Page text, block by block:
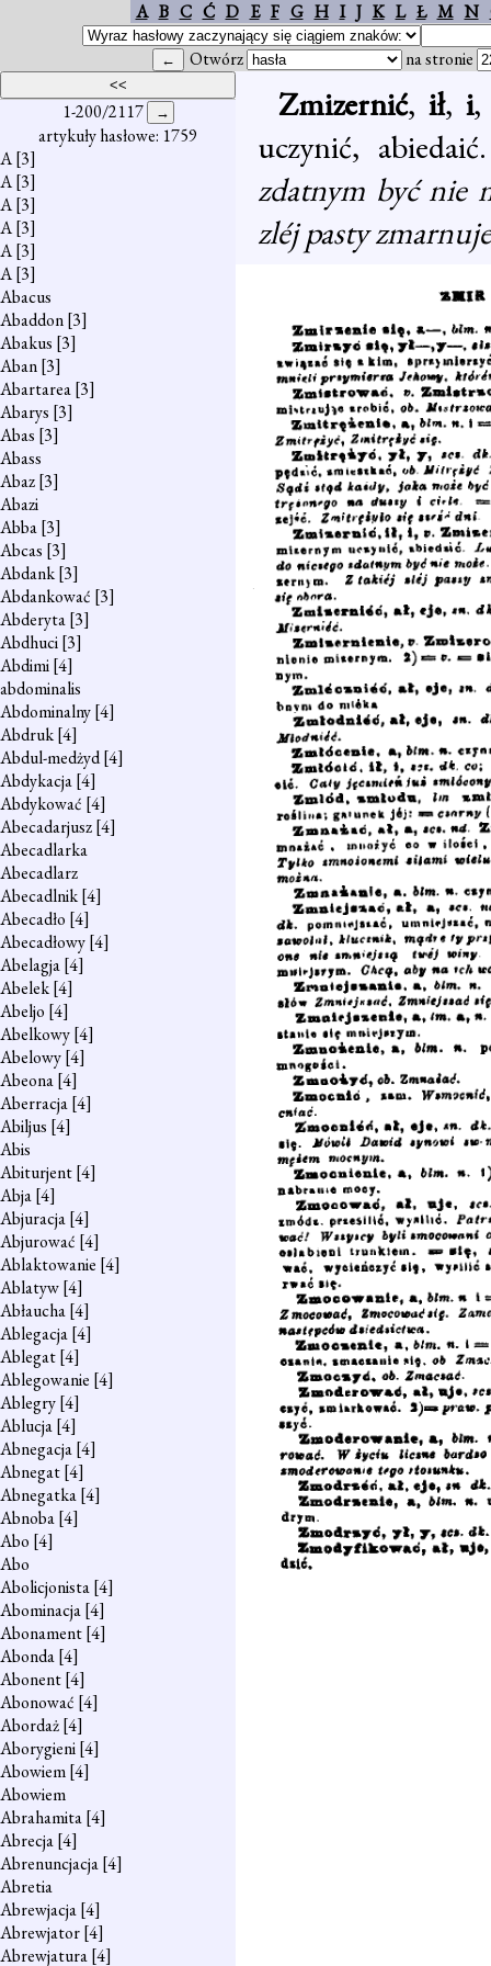
A B C Ć D E F G H I J K L Ł M N
Otwórz na stronie
1-200/2117
artykuły hasłowe: 1759
A[3]
A[3]
A[3]
A[3]
A[3]
A[3]
Abacus
Abaddon[3]
Abakus [3]
Aban[3]
Abartarea[3]
Abarys [3]
Abas [3]
Abass
Abaz[3]
Abazi
Abba[3]
Abcas [3]
Abdank[3]
Abdankować [3]
Abderyta[3]
Abdhuci[3]
Abdimi[4]
abdominalis
Abdominalny[4]
Abdruk[4]
Abdul-medżyd[4]
Abdykacja[4]
Abdykować [4]
Abecadarjusz[4]
Abecadlarka
Abecadlarz
Abecadlnik[4]
Abecadło [4]
Abecadłowy[4]
Abelagja[4]
Abelek[4]
Abeljo [4]
Abelkowy[4]
Abelowy[4]
Abeona[4]
Aberracja[4]
Abiljus [4]
Abis
Abiturjent[4]
Abja[4]
Abjuracja[4]
Abjurować [4]
Ablaktowanie [4]
Ablatyw[4]
Abłaucha[4]
Ablegacja[4]
Ablegat[4]
Ablegowanie [4]
Ablegry[4]
Ablucja[4]
Abnegacja[4]
Abnegat[4]
Abnegatka[4]
Abnoba[4]
Abo [4]
Abo
Abolicjonista[4]
Abominacja[4]
Abonament[4]
Abonda[4]
Abonent[4]
Abonować [4]
Abordaż[4]
Aborygieni[4]
Abowiem[4]
Abowiem
Abrahamita[4]
Abrecja[4]
Abrenuncjacja[4]
Abretia
Abrewjacja[4]
Abrewjator[4]
Abrewjatura[4]
Zmizernić, ił, i
uczynić,
zdatnym być nie
zléj pasty